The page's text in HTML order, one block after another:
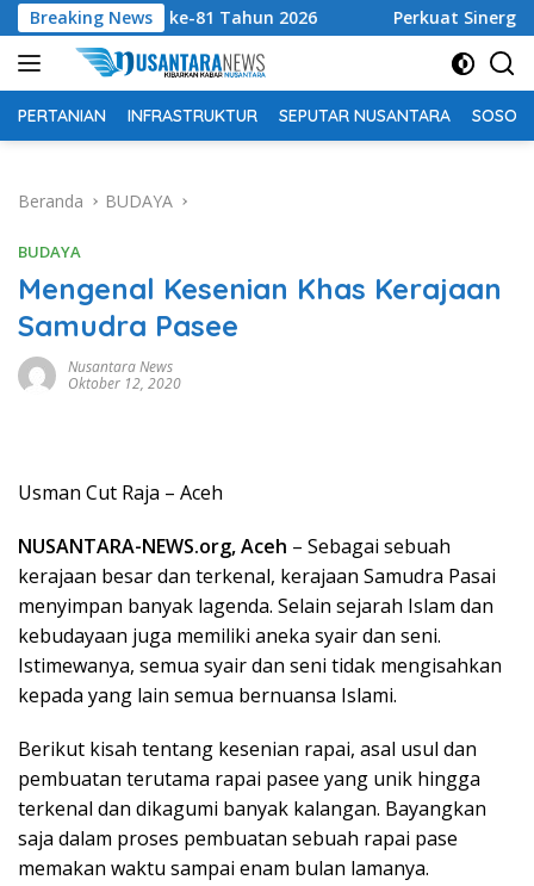
Langsung
ke
konten
Breaking News
ke-81 Tahun 2026 Perkuat Sinergi Tingkatkan
PERTANIAN INFRASTRUKTUR SEPUTAR NUSANTARA SOSOK
Beranda BUDAYA
BUDAYA
Mengenal Kesenian Khas Kerajaan
Samudra Pasee
Nusantara News
Oktober 12, 2020
Usman Cut Raja – Aceh
NUSANTARA-NEWS.org, Aceh – Sebagai sebuah
kerajaan besar dan terkenal, kerajaan Samudra Pasai
menyimpan banyak lagenda. Selain sejarah Islam dan
kebudayaan juga memiliki aneka syair dan seni.
Istimewanya, semua syair dan seni tidak mengisahkan
kepada yang lain semua bernuansa Islami.
Berikut kisah tentang kesenian rapai, asal usul dan
pembuatan terutama rapai pasee yang unik hingga
terkenal dan dikagumi banyak kalangan. Bayangkan
saja dalam proses pembuatan sebuah rapai pase
memakan waktu sampai enam bulan lamanya.